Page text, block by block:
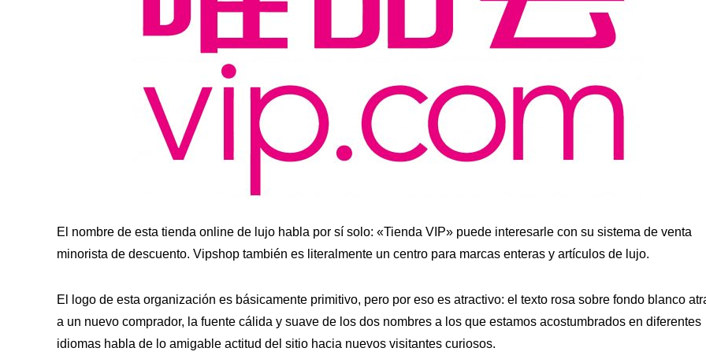
El nombre de esta tienda online de lujo habla por sí solo: «Tienda VIP» puede interesarle con su sistema de venta
minorista de descuento. Vipshop también es literalmente un centro para marcas enteras y artículos de lujo.
El logo de esta organización es básicamente primitivo, pero por eso es atractivo: el texto rosa sobre fondo blanco
a un nuevo comprador, la fuente cálida y suave de los dos nombres a los que estamos acostumbrados en diferentes
idiomas habla de lo amigable actitud del sitio hacia nuevos visitantes curiosos.